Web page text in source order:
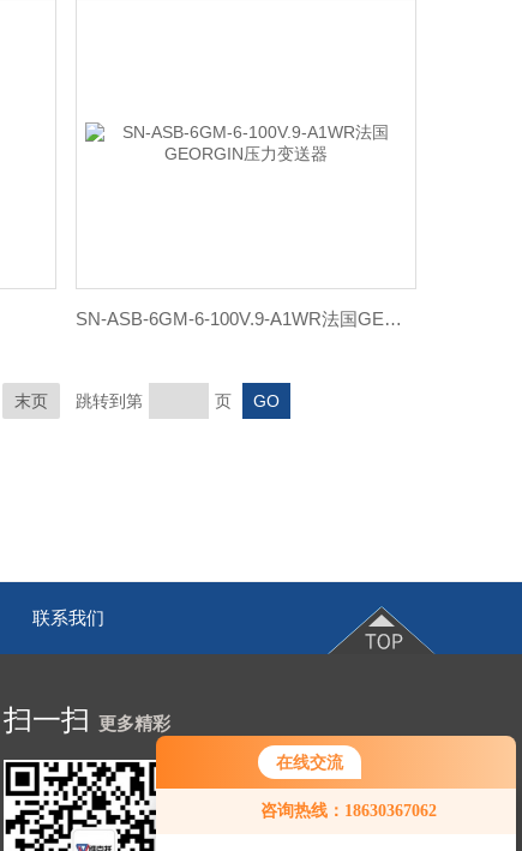
在线交流
咨询热线：18630367062
SN-ASB-6GM-6-100V.9-A1WR法国GEORGIN压力变送器
末页 跳转到第 页
联系我们
扫一扫 更多精彩